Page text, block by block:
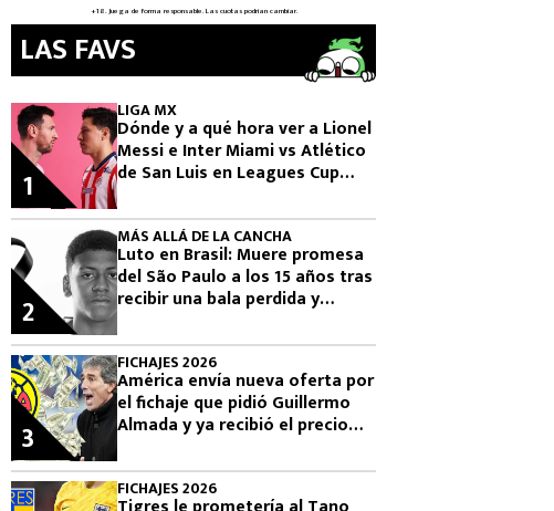
LAS FAVS
LIGA MX
Dónde y a qué hora ver a Lionel
Messi e Inter Miami vs Atlético
de San Luis en Leagues Cup
1
MÁS ALLÁ DE LA CANCHA
Luto en Brasil: Muere promesa
del São Paulo a los 15 años tras
recibir una bala perdida y
2
FICHAJES 2026
América envía nueva oferta por
el fichaje que pidió Guillermo
Almada y ya recibió el precio
Campaz
3
FICHAJES 2026